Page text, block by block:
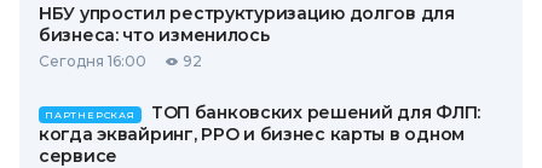
НБУ упростил реструктуризацию долгов для
бизнеса: что изменилось
Сегодня 16:00 92
ПАРТНЕРСКАЯ
ТОП банковских решений для ФЛП:
когда эквайринг, РРО и бизнес карты в одном
сервисе